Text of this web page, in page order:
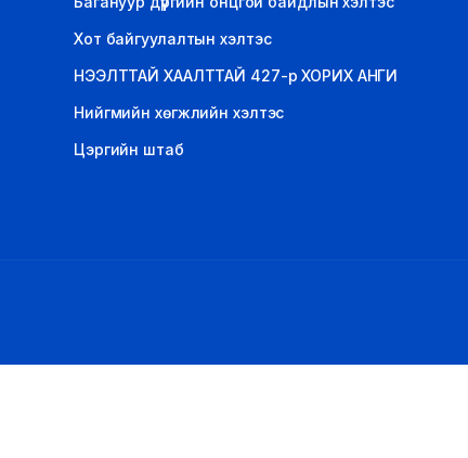
Хот байгуулалтын хэлтэс
НЭЭЛТТАЙ ХААЛТТАЙ 427-р ХОРИХ АНГИ
Нийгмийн хөгжлийн хэлтэс
Цэргийн штаб